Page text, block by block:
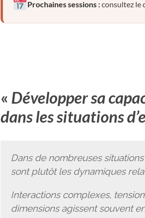
Prochaines sessions :consultez le
« Développer sa
dans les situations
Dans de nombreuses
sont plutôt les dynamiques
Interactions complexes,
dimensions agissent souvent